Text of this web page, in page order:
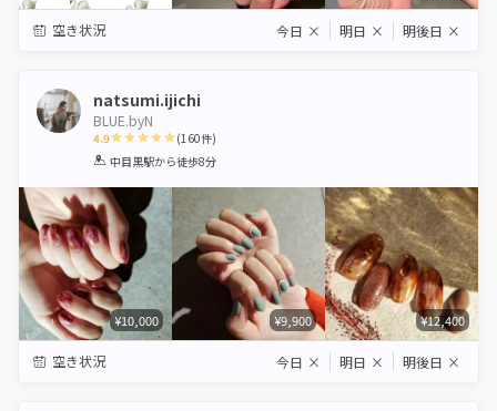
空き状況 今日 × 明日 × 明後日 ×
natsumi.ijichi
BLUE.byN
4.9
1 2 3 4 5
(160件)
中目黒駅から徒歩8分
¥10,000 ¥9,900 ¥12,400
空き状況 今日 × 明日 × 明後日 ×